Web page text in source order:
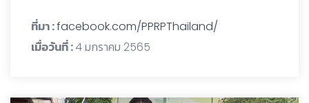
ที่มา :facebook.com/PPRPThailand/
เมื่อวันที่ :4 มกราคม 2565